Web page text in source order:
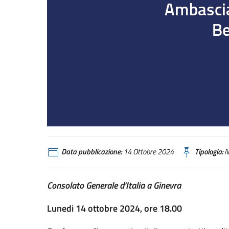
Data pubblicazione:14 Ottobre 2024 Tipologia:
Consolato Generale d’Italia a Ginevra
Lunedi 14 ottobre 2024, ore 18.00